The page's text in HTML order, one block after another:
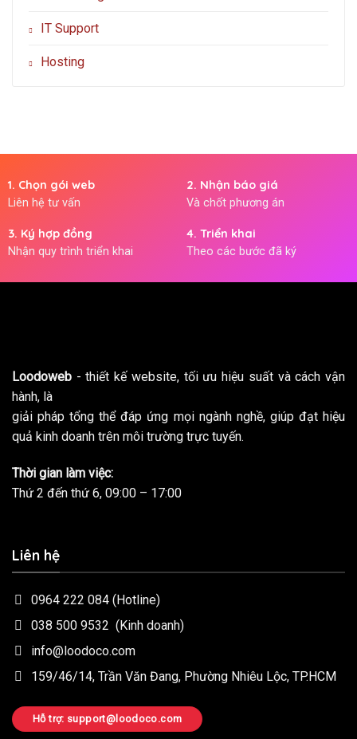
IT Support
Hosting
1. Chọn gói web
Liên hệ tư vấn
2. Nhận báo giá
Và chốt phương án
3. Ký hợp đồng
Nhận quy trình triển khai
4. Triển khai
Theo các bước đã ký
Loodoweb - thiết kế website, tối ưu hiệu suất và cách vận
hành, là
giải pháp tổng thể đáp ứng mọi ngành nghề, giúp đạt hiệu
quả kinh doanh trên môi trường trực tuyến.
Thời gian làm việc:
Thứ 2 đến thứ 6, 09:00 – 17:00
Liên hệ
0964 222 084 (Hotline)
038 500 9532 (Kinh doanh)
info@loodoco.com
159/46/14, Trần Văn Đang, Phường Nhiêu Lộc, TP.HCM
Hỗ trợ: support@loodoco.com